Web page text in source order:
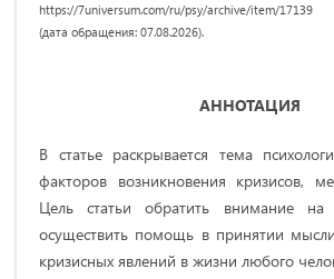
https://7universum.com/ru/psy/archive/item/17139
(дата обращения: 07.08.2026).
АННОТАЦИЯ
В статье раскрывается тема
факторов возникновения кризисов,
Цель статьи обратить внимание на
осуществить помощь в принятии
кризисных явлений в жизни любого